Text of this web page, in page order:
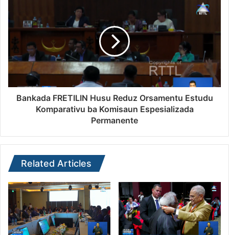
Bankada FRETILIN Husu Reduz Orsamentu Estudu
Komparativu ba Komisaun Espesializada
Permanente
Related Articles